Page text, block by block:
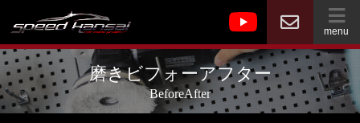
menu
磨きビフォーアフター
BeforeAfter